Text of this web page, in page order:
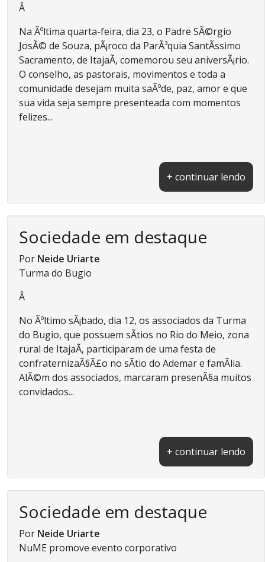
Â
Na Ãºltima quarta-feira, dia 23, o Padre SÃ©rgio
JosÃ© de Souza, pÃ¡roco da ParÃ³quia SantÃ­ssimo
Sacramento, de ItajaÃ­, comemorou seu aniversÃ¡rio.
O conselho, as pastorais, movimentos e toda a
comunidade desejam muita saÃºde, paz, amor e que
sua vida seja sempre presenteada com momentos
felizes...
+ continuar lendo
Sociedade em destaque
Por Neide Uriarte
Turma do Bugio
Â
No Ãºltimo sÃ¡bado, dia 12, os associados da Turma
do Bugio, que possuem sÃ­tios no Rio do Meio, zona
rural de ItajaÃ­, participaram de uma festa de
confraternizaÃ§Ã£o no sÃ­tio do Ademar e famÃ­lia.
AlÃ©m dos associados, marcaram presenÃ§a muitos
convidados...
+ continuar lendo
Sociedade em destaque
Por Neide Uriarte
NuME promove evento corporativo